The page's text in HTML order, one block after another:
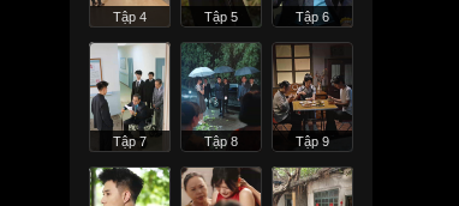
Tập 4 Tập 5 Tập 6
Tập 7 Tập 8 Tập 9